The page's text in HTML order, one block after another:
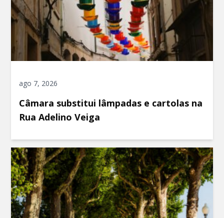
ago 7, 2026
Câmara substitui lâmpadas e cartolas na
Rua Adelino Veiga